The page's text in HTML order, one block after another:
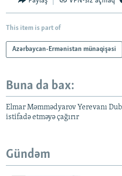
This item is part of
Azərbaycan-Ermənistan münaqişəsi
Buna da bax:
Elmar Məmmədyarov Yerevanı
istifadə etməyə çağırır
Gündəm